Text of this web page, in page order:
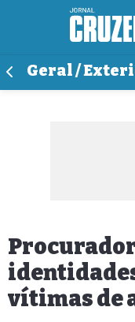
Geral /
vítimas de